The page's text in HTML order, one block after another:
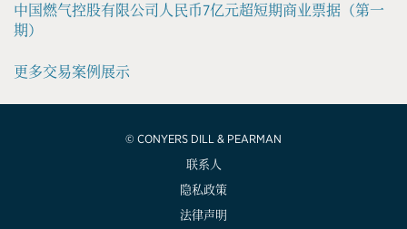
中国燃气控股有限公司人民币7亿元超短期商业票据（第一
期）
更多交易案例展示
© CONYERS DILL & PEARMAN
联系人
隐私政策
法律声明